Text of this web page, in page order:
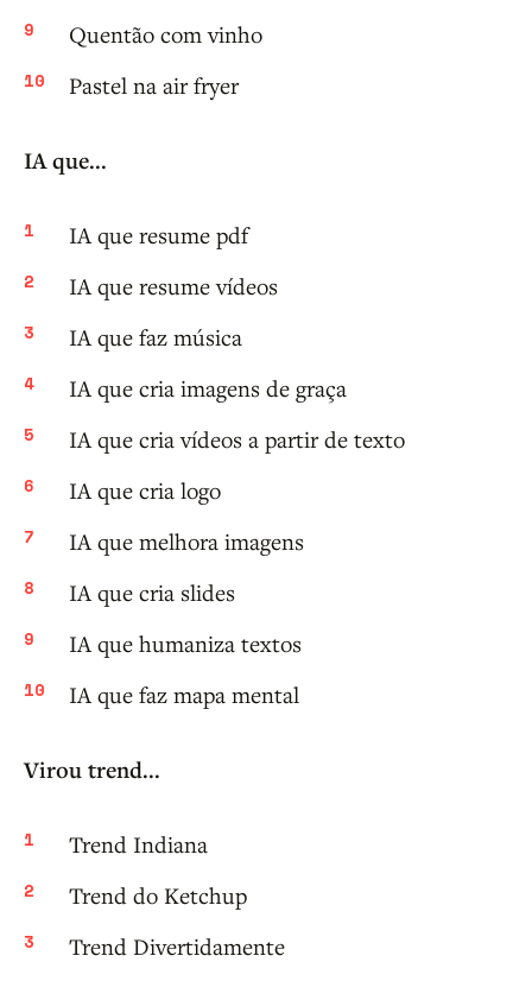
Quentão com vinho
Pastel na air fryer
IA que...
IA que resume pdf
IA que resume vídeos
IA que faz música
IA que cria imagens de graça
IA que cria vídeos a partir de texto
IA que cria logo
IA que melhora imagens
IA que cria slides
IA que humaniza textos
IA que faz mapa mental
Virou trend...
Trend Indiana
Trend do Ketchup
Trend Divertidamente